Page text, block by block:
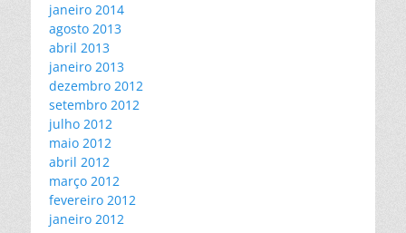
janeiro 2014
agosto 2013
abril 2013
janeiro 2013
dezembro 2012
setembro 2012
julho 2012
maio 2012
abril 2012
março 2012
fevereiro 2012
janeiro 2012